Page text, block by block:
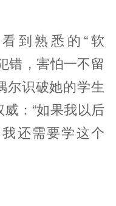
到熟悉的“软
，害怕一不留
尔识破她的学生
：“如果我以后
还需要学这个